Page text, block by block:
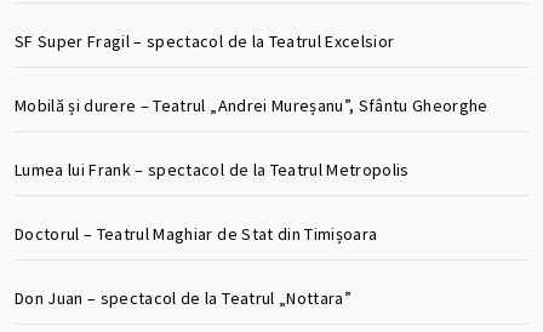
SF Super Fragil – spectacol de la Teatrul Excelsior
Mobilă și durere – Teatrul „Andrei Mureșanu”, Sfântu Gheorghe
Lumea lui Frank – spectacol de la Teatrul Metropolis
Doctorul – Teatrul Maghiar de Stat din Timișoara
Don Juan – spectacol de la Teatrul „Nottara”